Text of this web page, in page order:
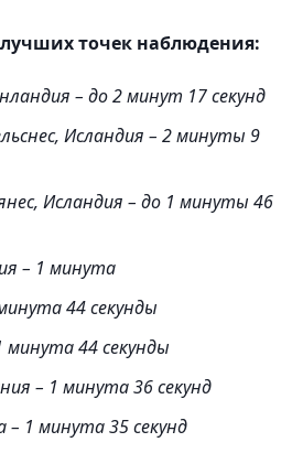
точек наблюдения:
– до 2 минут 17 секунд
Исландия – 2 минуты 9
Исландия – до 1 минуты 46
– 1 минута
44 секунды
минута 44 секунды
– 1 минута 36 секунд
– 1 минута 35 секунд